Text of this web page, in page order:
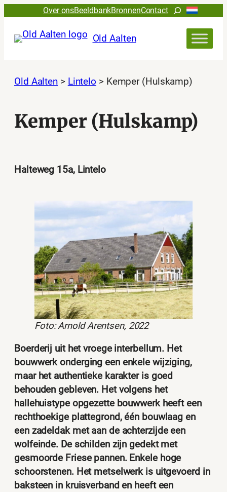
Over onsBeeldbankBronnenContactZoeken
Old Aalten
Old Aalten > Lintelo > Kemper (Hulskamp)
Kemper (Hulskamp)
Halteweg 15a, Lintelo
Foto: Arnold Arentsen, 2022
Boerderij uit het vroege interbellum. Het
bouwwerk onderging een enkele wijziging,
maar het authentieke karakter is goed
behouden gebleven. Het volgens het
hallehuistype opgezette bouwwerk heeft een
rechthoekige plattegrond, één bouwlaag en
een zadeldak met aan de achterzijde een
wolfeinde. De schilden zijn gedekt met
gesmoorde Friese pannen. Enkele hoge
schoorstenen. Het metselwerk is uitgevoerd in
baksteen in kruisverband en heeft een